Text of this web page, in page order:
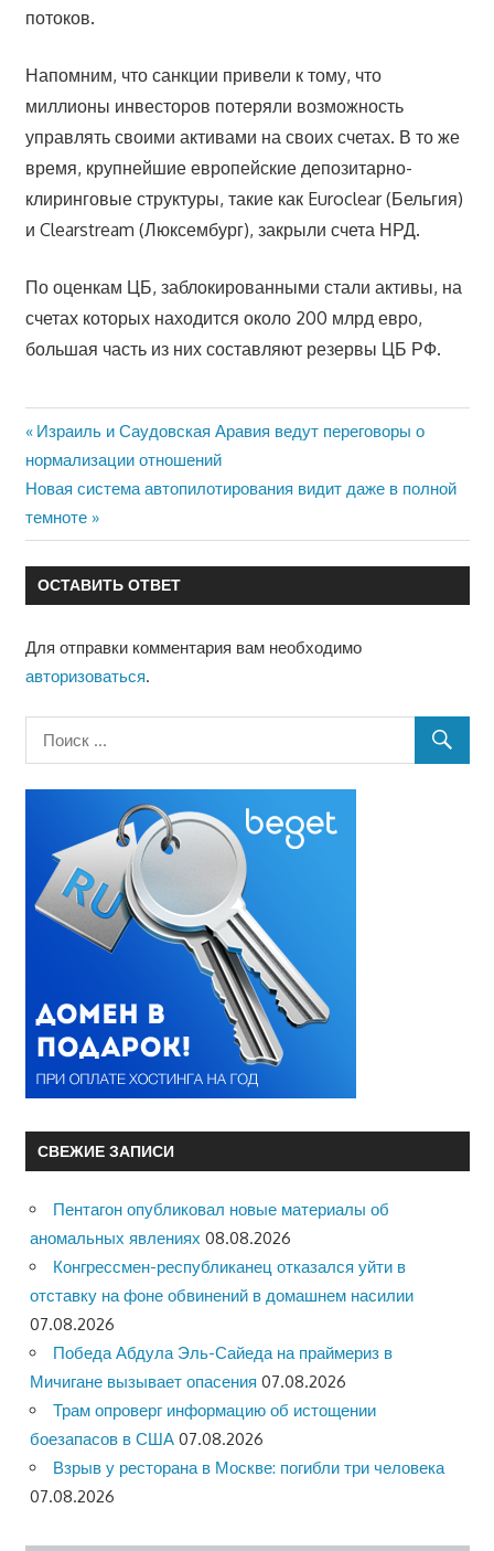
потоков.
Напомним, что санкции привели к тому, что
миллионы инвесторов потеряли возможность
управлять своими активами на своих счетах. В то же
время, крупнейшие европейские депозитарно-
клиринговые структуры, такие как Euroclear (Бельгия)
и Clearstream (Люксембург), закрыли счета НРД.
По оценкам ЦБ, заблокированными стали активы, на
счетах которых находится около 200 млрд евро,
большая часть из них составляют резервы ЦБ РФ.
Навигация
по
записям
Предыдущая
запись:
Израиль и Саудовская Аравия ведут переговоры о
нормализации отношений
Следующая
запись:
Новая система автопилотирования видит даже в полной
темноте
ОСТАВИТЬ ОТВЕТ
Для отправки комментария вам необходимо
авторизоваться.
СВЕЖИЕ ЗАПИСИ
Пентагон опубликовал новые материалы об
аномальных явлениях 08.08.2026
Конгрессмен-республиканец отказался уйти в
отставку на фоне обвинений в домашнем насилии
07.08.2026
Победа Абдула Эль-Сайеда на праймериз в
Мичигане вызывает опасения 07.08.2026
Трам опроверг информацию об истощении
боезапасов в США 07.08.2026
Взрыв у ресторана в Москве: погибли три человека
07.08.2026